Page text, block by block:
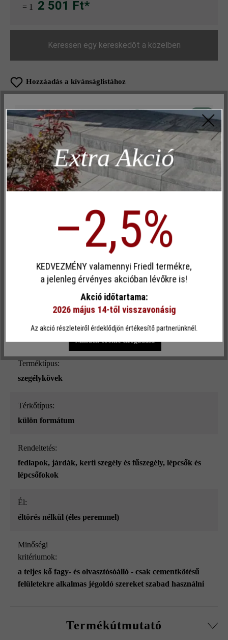
= 1 2 501 Ft*
Keressen egy kereskedőt a közelben
Hozzáadás a kívánságlistához
Cikkszám:20356
Termékleírás
Terméktípus:
szegélykövek
Térkőtípus:
külön formátum
Rendeltetés:
fedlapok, járdák, kerti szegély és fűszegély, lépcsők és
lépcsőfokok
él:
éltörés nélkül (éles peremmel)
Minőségi
kritériumok:
a teljes kő fagy- és olvasztósóálló - csak cementkötésű
felületekre alkalmas jégoldó szereket szabad használni
Termékútmutató
Műszakilag és működéshez szükséges Aktív
Marketing Inaktív
Elemzés Inaktív
Kényelem (weboldal működése) Inaktív
Kényelem (Google Térkép) Inaktív
Egyéni cookie elfogadása
Ez a webhely cookie-kat használ, hogy a lehető legjobb
funkcionalitást kínálja Önnek...További információ
Csak funkcionális cookie elfogadása
Minden cookie elfogadása
Extra Akció
–2,5%
KEDVEZMÉNY valamennyi Friedl termékre,
a jelenleg érvényes akcióban lévőkre is!
Akció időtartama:
2026 május 14-től visszavonásig
Az akció részleteiről érdeklődjön értékesítő partnerünknél.